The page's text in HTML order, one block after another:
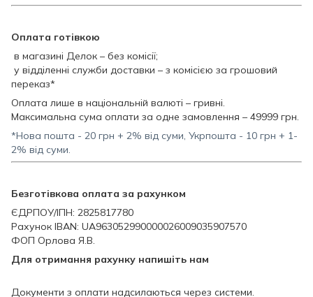
Оплата готівкою
в магазині Делок – без комісії;
у відділенні служби доставки – з комісією за грошовий
переказ*
Оплата лише в національній валюті – гривні.
Максимальна сума оплати за одне замовлення – 49999 грн.
*Нова пошта - 20 грн + 2% від суми, Укрпошта - 10 грн + 1-
2% від суми.
Безготівкова оплата за рахунком
ЄДРПОУ/ІПН: 2825817780
Рахунок IBAN: UA963052990000026009035907570
ФОП Орлова Я.В.
Для отримання рахунку напишіть нам
Документи з оплати надсилаються через системи.